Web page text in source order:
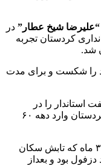
“علیرضا شیخ عطار” در
سمت استانداری کردستان تجربه
شد.
دوام در استانداری کردستان که تا زمان او به ۹ ماه نرسیده بود را شکست و برای مدت
استاندار را در
کردستان جابجا و یا مجبور به استعفا کند. شرایط نامساعد کردستان در اوایل انقلاب شاید نه اولین اما یکی از مهمترین چالش های دولت مرکزی ایران بود. تغییرات مکرر در استانداری کردستان وارد دهه ۶۰
افتاد. در زمان تابش بحران در کردستان اندکی فروکش کرده بود. در مدت ۴ سال و ۳ ماه که تابش سکان
بود و بعداز